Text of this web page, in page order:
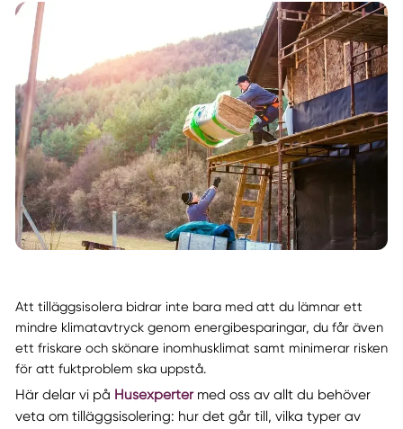
Att tilläggsisolera bidrar inte bara med att du lämnar ett
mindre klimatavtryck genom energibesparingar, du får även
ett friskare och skönare inomhusklimat samt minimerar risken
för att fuktproblem ska uppstå.
Här delar vi på Husexpertermed oss av allt du behöver
veta om tilläggsisolering: hur det går till, vilka typer av